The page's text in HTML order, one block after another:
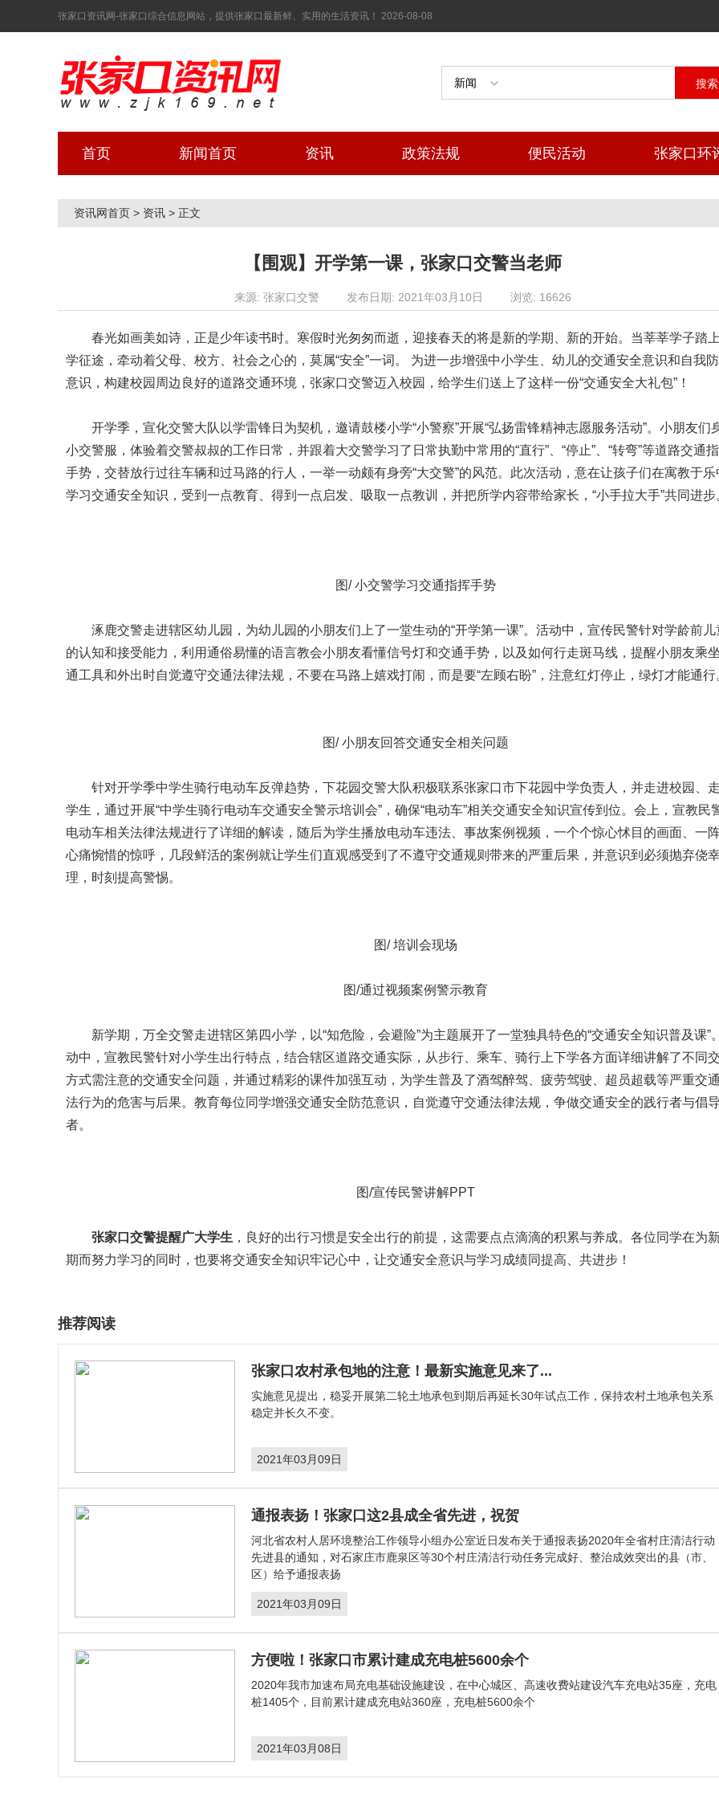
张家口资讯网-张家口综合信息网站，提供张家口最新鲜、实用的生活资讯！ 2026-08-08
搜索
首页 新闻首页 资讯 政策法规 便民活动 张家口环
资讯网首页 > 资讯 > 正文
【围观】开学第一课，张家口交警当老师
来源: 张家口交警 发布日期: 2021年03月10日 浏览: 16626
春光如画美如诗，正是少年读书时。寒假时光匆匆而逝，迎接春天的将是新的学期、新的开始。当莘莘学子踏
学征途，牵动着父母、校方、社会之心的，莫属“安全”一词。 为进一步增强中小学生、幼儿的交通安全意识和自我
意识，构建校园周边良好的道路交通环境，张家口交警迈入校园，给学生们送上了这样一份“交通安全大礼包”！
开学季，宣化交警大队以学雷锋日为契机，邀请鼓楼小学“小警察”开展“弘扬雷锋精神志愿服务活动”。小朋友们
小交警服，体验着交警叔叔的工作日常，并跟着大交警学习了日常执勤中常用的“直行”、“停止”、“转弯”等道路交通
手势，交替放行过往车辆和过马路的行人，一举一动颇有身旁“大交警”的风范。此次活动，意在让孩子们在寓教于乐
学习交通安全知识，受到一点教育、得到一点启发、吸取一点教训，并把所学内容带给家长，“小手拉大手”共同进步
图/ 小交警学习交通指挥手势
涿鹿交警走进辖区幼儿园，为幼儿园的小朋友们上了一堂生动的“开学第一课”。活动中，宣传民警针对学龄前儿
的认知和接受能力，利用通俗易懂的语言教会小朋友看懂信号灯和交通手势，以及如何行走斑马线，提醒小朋友乘
通工具和外出时自觉遵守交通法律法规，不要在马路上嬉戏打闹，而是要“左顾右盼”，注意红灯停止，绿灯才能通行
图/ 小朋友回答交通安全相关问题
针对开学季中学生骑行电动车反弹趋势，下花园交警大队积极联系张家口市下花园中学负责人，并走进校园、
学生，通过开展“中学生骑行电动车交通安全警示培训会”，确保“电动车”相关交通安全知识宣传到位。会上，宣教民
电动车相关法律法规进行了详细的解读，随后为学生播放电动车违法、事故案例视频，一个个惊心怵目的画面、一
心痛惋惜的惊呼，几段鲜活的案例就让学生们直观感受到了不遵守交通规则带来的严重后果，并意识到必须抛弃侥
理，时刻提高警惕。
图/ 培训会现场
图/通过视频案例警示教育
新学期，万全交警走进辖区第四小学，以“知危险，会避险”为主题展开了一堂独具特色的“交通安全知识普及课”
动中，宣教民警针对小学生出行特点，结合辖区道路交通实际，从步行、乘车、骑行上下学各方面详细讲解了不同
方式需注意的交通安全问题，并通过精彩的课件加强互动，为学生普及了酒驾醉驾、疲劳驾驶、超员超载等严重交
法行为的危害与后果。教育每位同学增强交通安全防范意识，自觉遵守交通法律法规，争做交通安全的践行者与倡导
者。
图/宣传民警讲解PPT
张家口交警提醒广大学生 ，良好的出行习惯是安全出行的前提，这需要点点滴滴的积累与养成。各位同学在为
期而努力学习的同时，也要将交通安全知识牢记心中，让交通安全意识与学习成绩同提高、共进步！
推荐阅读
张家口农村承包地的注意！最新实施意见来了...
实施意见提出，稳妥开展第二轮土地承包到期后再延长30年试点工作，保持农村土地承包关系
稳定并长久不变。
2021年03月09日
通报表扬！张家口这2县成全省先进，祝贺
​河北省农村人居环境整治工作领导小组办公室近日发布关于通报表扬2020年全省村庄清洁行动
先进县的通知，对石家庄市鹿泉区等30个村庄清洁行动任务完成好、整治成效突出的县（市、
区）给予通报表扬
2021年03月09日
方便啦！张家口市累计建成充电桩5600余个
2020年我市加速布局充电基础设施建设，在中心城区、高速收费站建设汽车充电站35座，充电
桩1405个，目前累计建成充电站360座，充电桩5600余个
2021年03月08日